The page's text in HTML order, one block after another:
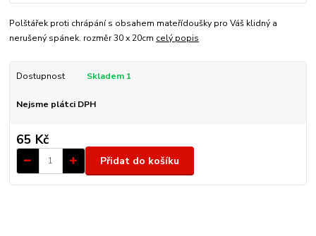
Polštářek proti chrápání s obsahem mateřídoušky pro Váš klidný a
nerušený spánek. rozměr 30 x 20cm celý popis
Dostupnost Skladem 1
Nejsme plátci DPH
65 Kč
Přidat do košíku